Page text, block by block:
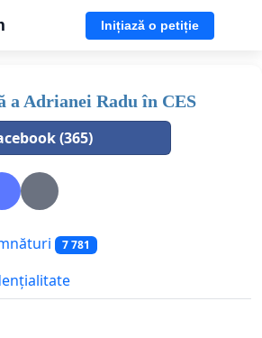
Inițiază o petiție
a Adrianei Radu în CES
(365)
7 781